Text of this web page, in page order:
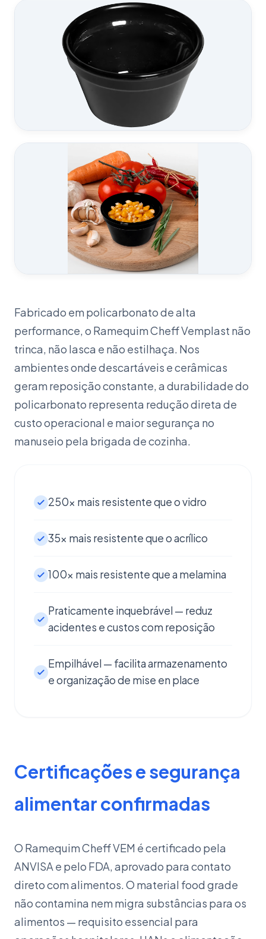
Fabricado em policarbonato de alta
performance, o Ramequim Cheff Vemplast não
trinca, não lasca e não estilhaça. Nos
ambientes onde descartáveis e cerâmicas
geram reposição constante, a durabilidade do
policarbonato representa redução direta de
custo operacional e maior segurança no
manuseio pela brigada de cozinha.
250x mais resistente que o vidro
35x mais resistente que o acrílico
100x mais resistente que a melamina
Praticamente inquebrável — reduz
acidentes e custos com reposição
Empilhável — facilita armazenamento
e organização de mise en place
Certificações e segurança
alimentar confirmadas
O Ramequim Cheff VEM é certificado pela
ANVISA e pelo FDA, aprovado para contato
direto com alimentos. O material food grade
não contamina nem migra substâncias para os
alimentos — requisito essencial para